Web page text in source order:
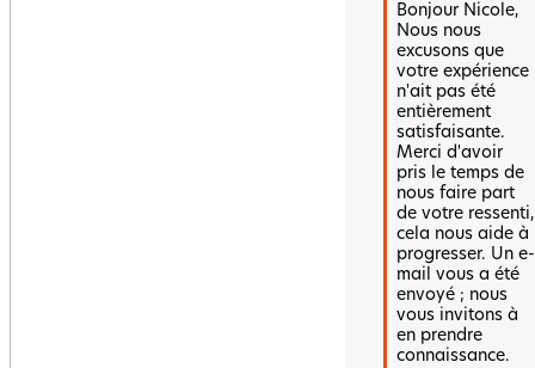
Bonjour Nicole,
Nous nous
excusons que
votre expérience
n'ait pas été
entièrement
satisfaisante.
Merci d'avoir
pris le temps de
nous faire part
de votre ressenti,
cela nous aide à
progresser. Un e-
mail vous a été
envoyé ; nous
vous invitons à
en prendre
connaissance.